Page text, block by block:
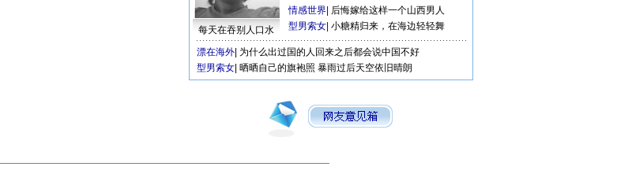
每天在吞别人口水
情感世界 后悔嫁给这样一个山西男人
型男索女 小糖精归来，在海边轻轻舞
漂在海外 为什么出过国的人回来之后都会说中国不好
型男索女 晒晒自己的旗袍照 暴雨过后天空依旧晴朗